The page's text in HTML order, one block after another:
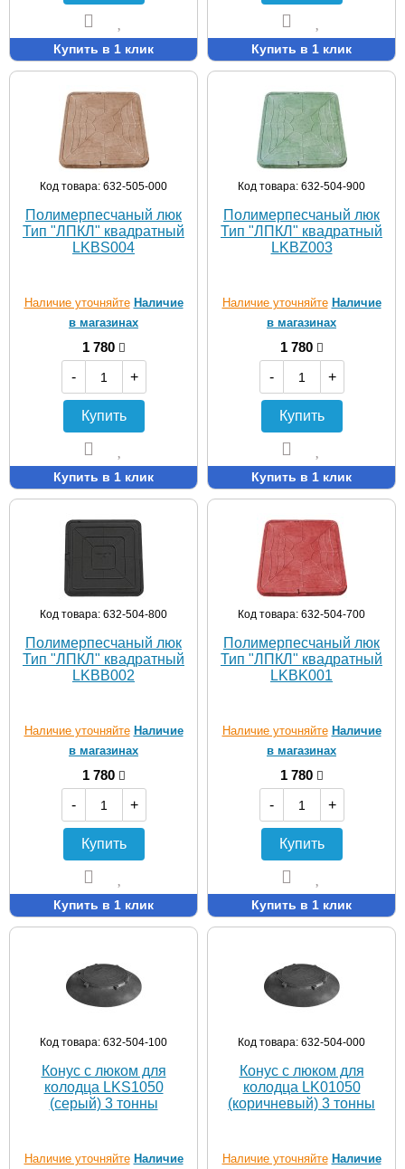
Купить в 1 клик Купить в 1 клик
Код товара: 632-505-000
Полимерпесчаный люк
Тип "ЛПКЛ" квадратный
LKBS004
Наличие уточняйте Наличие
в магазинах
1 780
-
+
Купить
Купить в 1 клик
Код товара: 632-504-900
Полимерпесчаный люк
Тип "ЛПКЛ" квадратный
LKBZ003
Наличие уточняйте Наличие
в магазинах
1 780
-
+
Купить
Купить в 1 клик
Код товара: 632-504-800
Полимерпесчаный люк
Тип "ЛПКЛ" квадратный
LKBB002
Наличие уточняйте Наличие
в магазинах
1 780
-
+
Купить
Купить в 1 клик
Код товара: 632-504-700
Полимерпесчаный люк
Тип "ЛПКЛ" квадратный
LKBK001
Наличие уточняйте Наличие
в магазинах
1 780
-
+
Купить
Купить в 1 клик
Код товара: 632-504-100
Конус с люком для
колодца LKS1050
(серый) 3 тонны
Наличие уточняйте Наличие
Код товара: 632-504-000
Конус с люком для
колодца LK01050
(коричневый) 3 тонны
Наличие уточняйте Наличие